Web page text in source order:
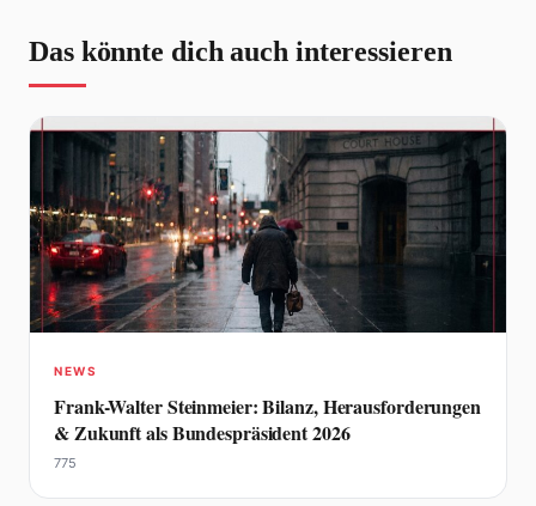
Das könnte dich auch interessieren
NEWS
Frank-Walter Steinmeier: Bilanz, Herausforderungen
& Zukunft als Bundespräsident 2026
775